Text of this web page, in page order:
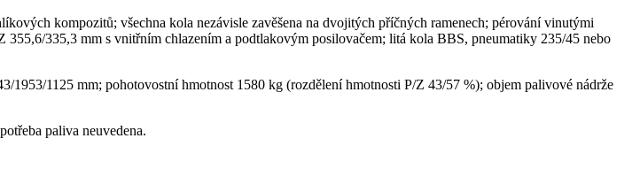
kompozitů; všechna kola nezávisle zavěšena na dvojitých příčných ramenech; pérování vinutými
335,3 mm s vnitřním chlazením a podtlakovým posilovačem; litá kola BBS, pneumatiky 235/45 nebo
1953/1125 mm; pohotovostní hmotnost 1580 kg (rozdělení hmotnosti P/Z 43/57 %); objem palivové nádrže
paliva neuvedena.